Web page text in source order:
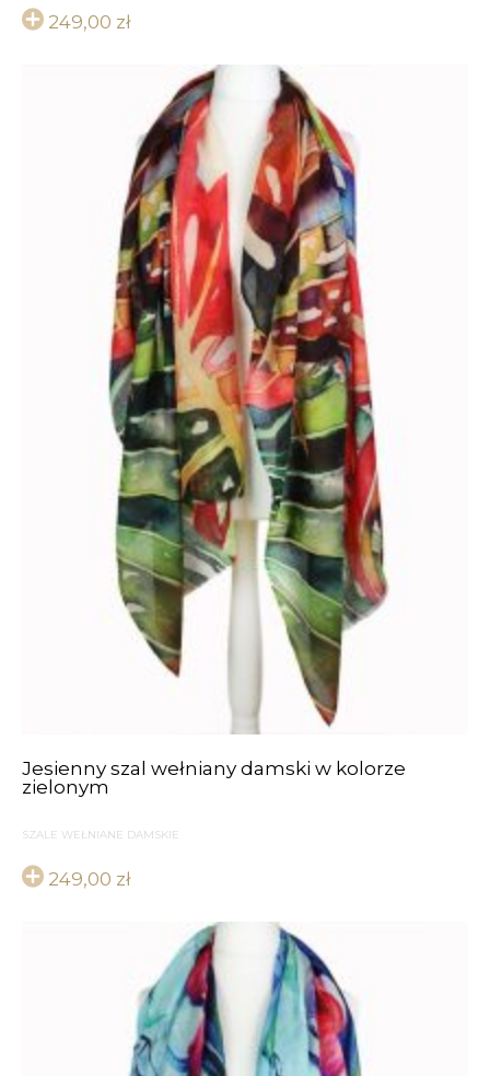
249,00 zł
Jesienny szal wełniany damski w kolorze
zielonym
SZALE WEŁNIANE DAMSKIE
249,00 zł